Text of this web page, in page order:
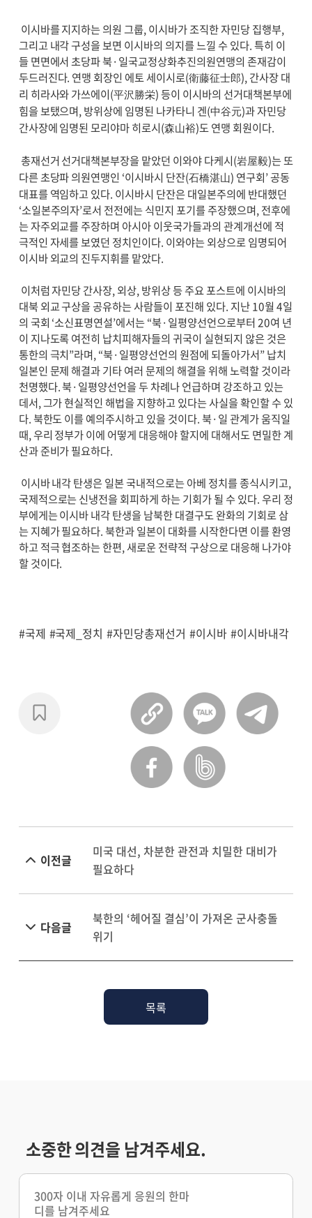
이시바를 지지하는 의원 그룹, 이시바가 조직한 자민당 집행부,
그리고 내각 구성을 보면 이시바의 의지를 느낄 수 있다. 특히 이
들 면면에서 초당파 북·일국교정상화추진의원연맹의 존재감이
두드러진다. 연맹 회장인 에토 세이시로(衛藤征士郎), 간사장 대
리 히라사와 가쓰에이(平沢勝栄) 등이 이시바의 선거대책본부에
힘을 보탰으며, 방위상에 임명된 나카타니 겐(中谷元)과 자민당
간사장에 임명된 모리야마 히로시(森山裕)도 연맹 회원이다.
총재선거 선거대책본부장을 맡았던 이와야 다케시(岩屋毅)는 또
다른 초당파 의원연맹인 ‘이시바시 단잔(石橋湛山) 연구회’ 공동
대표를 역임하고 있다. 이시바시 단잔은 대일본주의에 반대했던
‘소일본주의자’로서 전전에는 식민지 포기를 주장했으며, 전후에
는 자주외교를 주장하며 아시아 이웃국가들과의 관계개선에 적
극적인 자세를 보였던 정치인이다. 이와야는 외상으로 임명되어
이시바 외교의 진두지휘를 맡았다.
이처럼 자민당 간사장, 외상, 방위상 등 주요 포스트에 이시바의
대북 외교 구상을 공유하는 사람들이 포진해 있다. 지난 10월 4일
의 국회 ‘소신표명연설’에서는 “북·일평양선언으로부터 20여 년
이 지나도록 여전히 납치피해자들의 귀국이 실현되지 않은 것은
통한의 극치”라며, “북·일평양선언의 원점에 되돌아가서” 납치
일본인 문제 해결과 기타 여러 문제의 해결을 위해 노력할 것이라
천명했다. 북·일평양선언을 두 차례나 언급하며 강조하고 있는
데서, 그가 현실적인 해법을 지향하고 있다는 사실을 확인할 수 있
다. 북한도 이를 예의주시하고 있을 것이다. 북·일 관계가 움직일
때, 우리 정부가 이에 어떻게 대응해야 할지에 대해서도 면밀한 계
산과 준비가 필요하다.
이시바 내각 탄생은 일본 국내적으로는 아베 정치를 종식시키고,
국제적으로는 신냉전을 회피하게 하는 기회가 될 수 있다. 우리 정
부에게는 이시바 내각 탄생을 남북한 대결구도 완화의 기회로 삼
는 지혜가 필요하다. 북한과 일본이 대화를 시작한다면 이를 환영
하고 적극 협조하는 한편, 새로운 전략적 구상으로 대응해 나가야
할 것이다.
#국제 #국제_정치 #자민당총재선거 #이시바 #이시바내각
이전글
미국 대선, 차분한 관전과 치밀한 대비가
필요하다
다음글
북한의 ‘헤어질 결심’이 가져온 군사충돌
위기
목록
소중한 의견을 남겨주세요.